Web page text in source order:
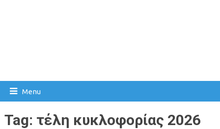
Menu
Tag: τέλη κυκλοφορίας 2026